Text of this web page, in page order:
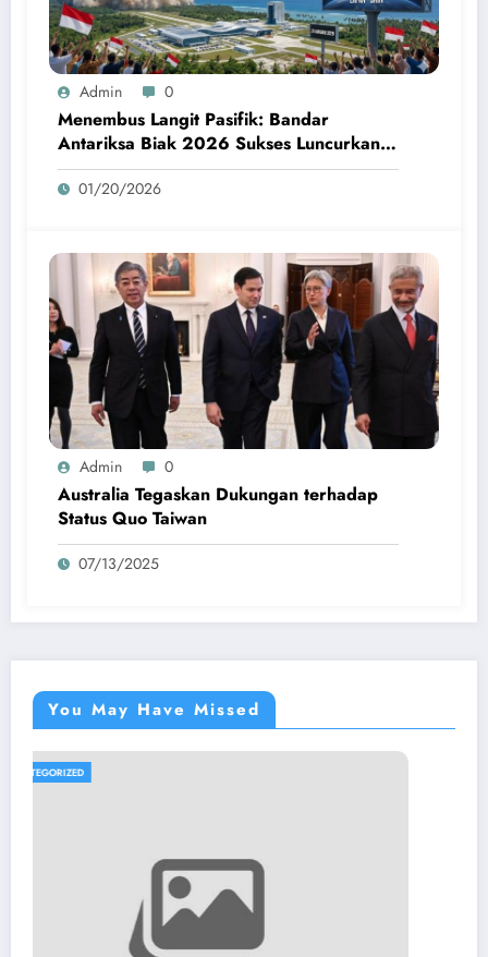
Admin 0
Menembus Langit Pasifik: Bandar
Antariksa Biak 2026 Sukses Luncurkan
Roket Perdana
01/20/2026
Admin 0
Australia Tegaskan Dukungan terhadap
Status Quo Taiwan
07/13/2025
You May Have Missed